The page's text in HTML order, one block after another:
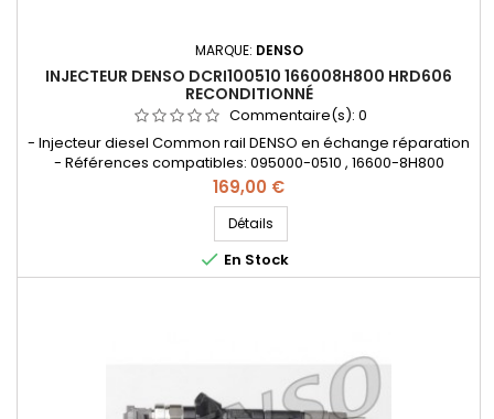
MARQUE: DENSO
INJECTEUR DENSO DCRI100510 166008H800 HRD606
RECONDITIONNÉ
Commentaire(s): 0
- Injecteur diesel Common rail DENSO en échange réparation
- Références compatibles: 095000-0510 , 16600-8H800
, 0950000510 , 166008H800 , HRD606 - Pour
motorisation Nissan X-TRAIL 2.2 DI
Prix
169,00 €
Détails
 En Stock